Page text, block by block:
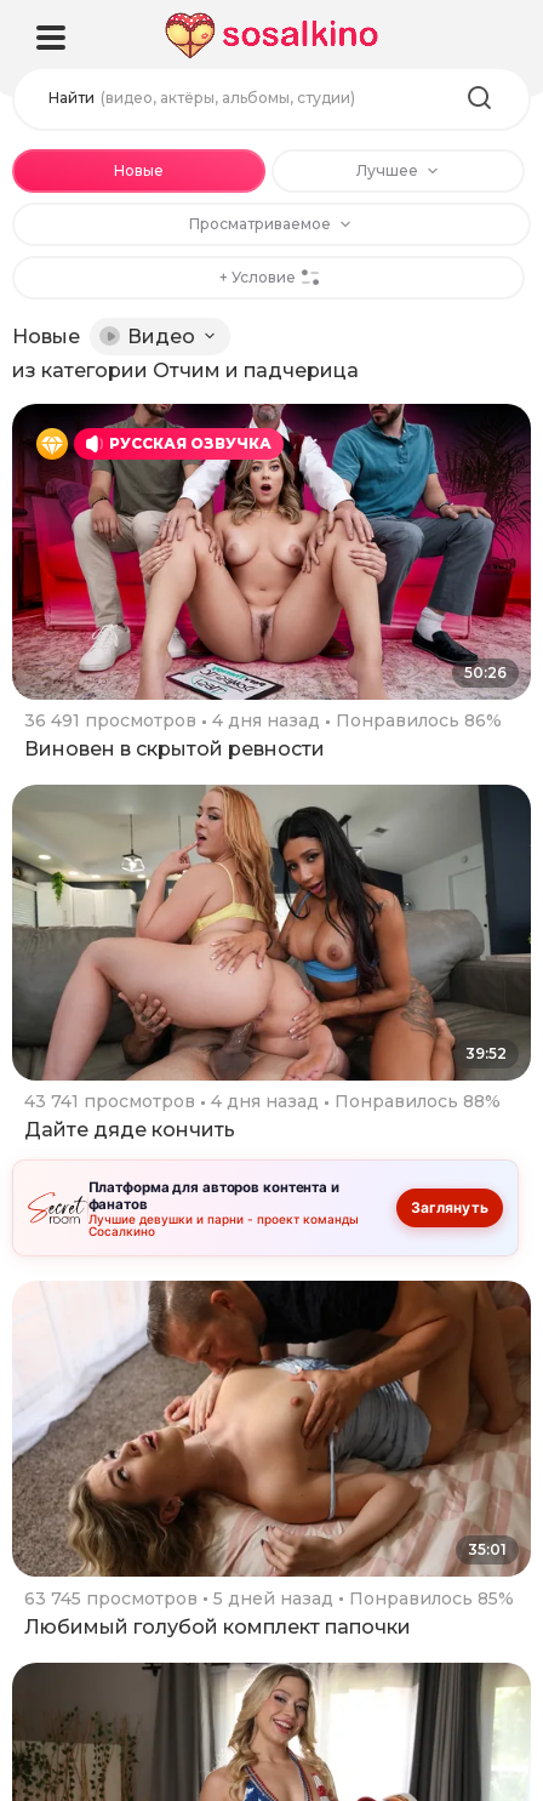
Найти (видео, актёры, альбомы, студии)
Новые
Видео
из категории Отчим и падчерица
Новые Лучшее
Просматриваемое
+ Условие
РУССКАЯ ОЗВУЧКА
50:26
36 491 просмотров 4 дня назад Понравилось 86%
Виновен в скрытой ревности
39:52
43 741 просмотров 4 дня назад Понравилось 88%
Дайте дяде кончить
Платформа для авторов контента и
фанатов
Лучшие девушки и парни - проект команды
Сосалкино
Заглянуть
35:01
63 745 просмотров 5 дней назад Понравилось 85%
Любимый голубой комплект папочки